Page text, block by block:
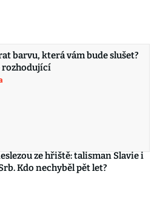
barvu, která vám bude slušet?
rozhodující
ze hřiště: talisman Slavie i
Kdo nechyběl pět let?